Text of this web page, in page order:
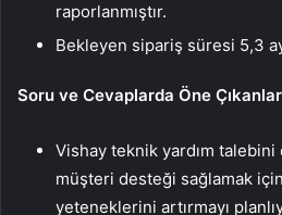
raporlanmıştır.
Bekleyen sipariş süresi 5,3
Soru ve Cevaplarda Öne Çıkanlar
Vishay teknik yardım talebini
müşteri desteği sağlamak
yeteneklerini artırmayı